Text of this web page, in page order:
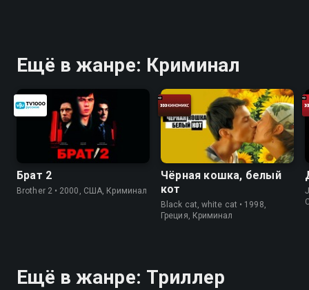
Ещё в жанре: Криминал
Брат 2
Brother 2 • 2000, США, Криминал
Чёрная кошка, белый
кот
Black cat, white cat • 1998,
Греция, Криминал
Ещё в жанре: Триллер